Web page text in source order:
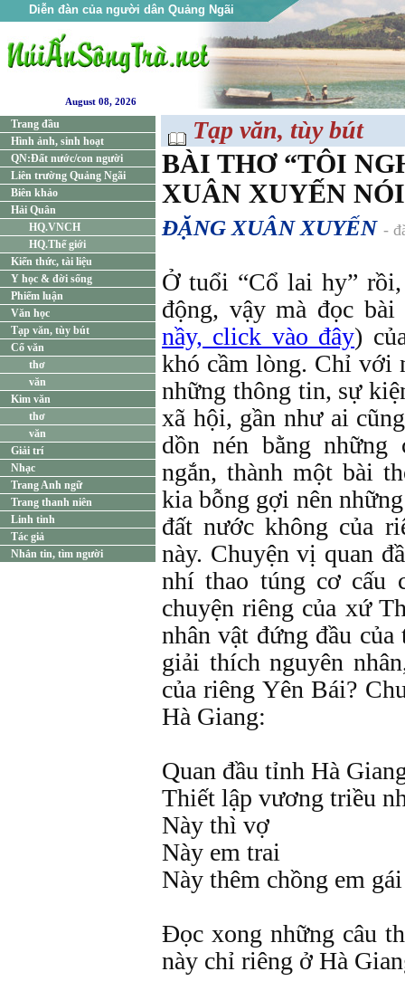
Diễn đàn của người dân Quảng Ngãi
August 08, 2026
Trang đầu
Hình ảnh, sinh hoạt
QN:Đất nước/con người
Liên trường Quảng Ngãi
Biên khảo
Hải Quân
HQ.VNCH
HQ.Thế giới
Kiến thức, tài liệu
Y học & đời sống
Phiếm luận
Văn học
Tạp văn, tùy bút
Cổ văn
thơ
văn
Kim văn
thơ
văn
Giải trí
Nhạc
Trang Anh ngữ
Trang thanh niên
Linh tinh
Tác giả
Nhắn tin, tìm người
Tạp văn, tùy bút
BÀI THƠ “TÔI
XUÂN XUYẾN
ĐẶNG XUÂN XUYẾN -
Ở tuổi “Cổ lai hy”
động, vậy mà đọc
nầy, click vào đây)
khó cầm lòng. Chỉ với
những thông tin, sự
xã hội, gần như ai
dồn nén bằng những
ngắn, thành một bài
kia bỗng gợi nên
đất nước không của
này. Chuyện vị quan
nhí thao túng cơ cấu
chuyện riêng của xứ
nhân vật đứng đầu
giải thích nguyên
của riêng Yên Bái?
Hà Giang:
Quan đầu tỉnh Hà
Thiết lập vương triều
Này thì vợ
Này em trai
Này thêm chồng em
Đọc xong những câu
này chỉ riêng ở Hà